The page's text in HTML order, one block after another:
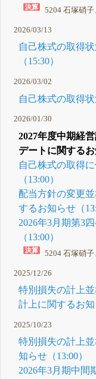
5204 石塚硝
2026/03/13
自己株式の取得
（15:30）
2026/03/02
自己株式の取得
2026/01/30
2027年度中期経
デートに関するお
自己株式の取得
（13:00）
配当方針の変更
するお知らせ（
2026年3月期第3
（13:00）
5204 石塚硝子
2025/12/26
特別損失の計上
計上に関するお知
2025/10/23
特別損失の計上
知らせ（13:00）
2026年3月期中間